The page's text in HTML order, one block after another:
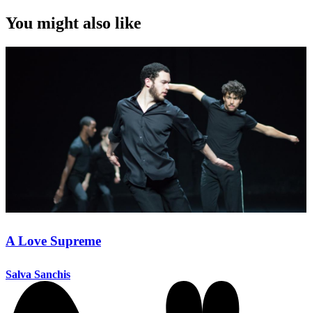
You might also like
A Love Supreme
Salva Sanchis